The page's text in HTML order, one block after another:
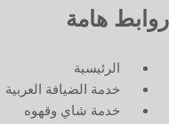
روابط هامة
الرئيسية
خدمة الضيافة العربية
خدمة شاي وقهوه